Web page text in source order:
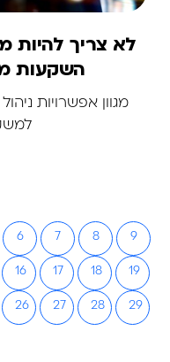
לא צריך להיות
השקעות
מגוון אפשרויות
6 7 8 9
16 17 18 19
26 27 28 29